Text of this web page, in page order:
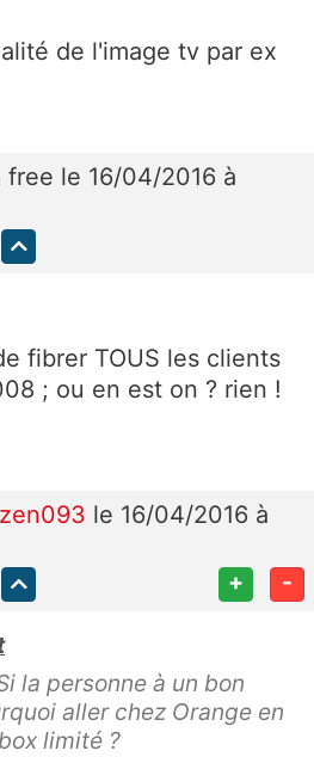
de l'image tv par ex
free le 16/04/2016 à
fibrer TOUS les clients
; ou en est on ? rien !
le 16/04/2016 à
+ -
la personne à un bon
aller chez Orange en
limité ?